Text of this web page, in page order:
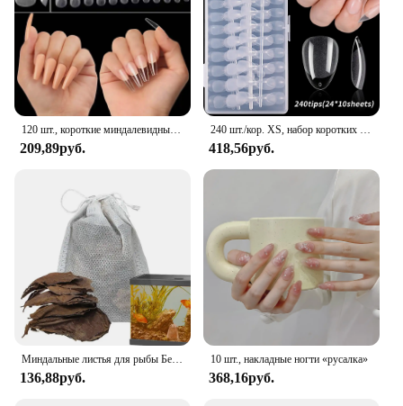
120 шт., короткие миндалевидные овальные накладные кончики ногтей, система расширения, скульптурный гель для ногтей с полным покрытием, французские балерины, капсулы, накладные советы
209,89руб.
240 шт./кор. XS, набор коротких миндалевидных накладных ногтей, полуматовые кончики ногтей, накладные ногти для маленьких маникюрных наборов инструментов для наращивания ногтей
418,56руб.
Миндальные листья для рыбы Бетта, кондиционер для воды, листья, аксессуары для бака для креветок для создания естественного обитания, улучшает иммунитет
136,88руб.
10 шт., накладные ногти «русалка»
368,16руб.